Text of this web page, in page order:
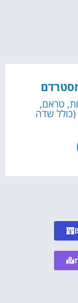
טראם,
(כולל שדה